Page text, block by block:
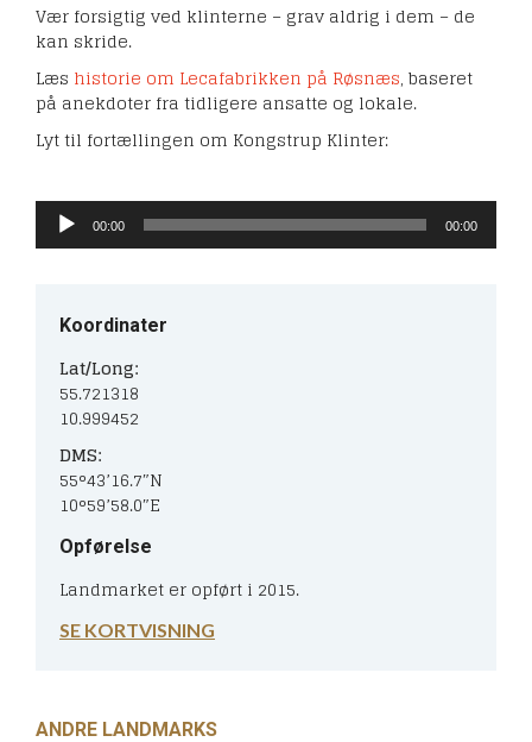
Vær forsigtig ved klinterne – grav aldrig i dem – de
kan skride.
Læs historie om Lecafabrikken på Røsnæs, baseret
på anekdoter fra tidligere ansatte og lokale.
Lyt til fortællingen om Kongstrup Klinter:
Lydafspiller
00:00 00:00
Koordinater
Lat/Long:
55.721318
10.999452
DMS:
55°43’16.7″N
10°59’58.0″E
Opførelse
Landmarket er opført i 2015.
SE KORTVISNING
ANDRE LANDMARKS